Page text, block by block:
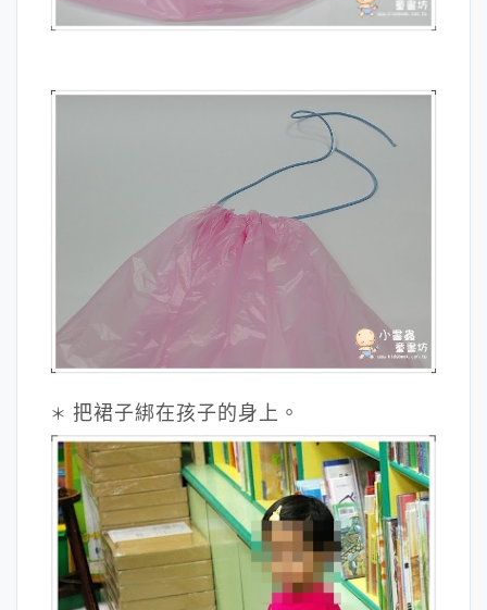
＊ 把裙子綁在孩子的身上。